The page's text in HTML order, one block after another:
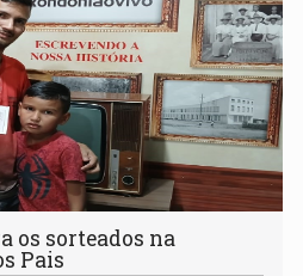
os sorteados na
Pais